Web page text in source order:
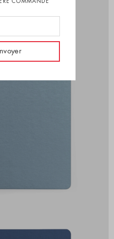
COMMANDE